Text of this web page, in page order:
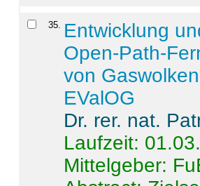
35. Entwicklung
Open-Path-
von
EValOG
Dr. rer. nat.
Laufzeit:
Mittelgeber: